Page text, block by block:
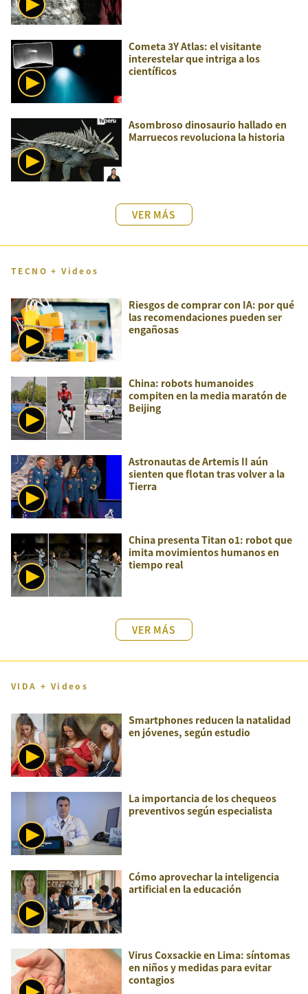
Cometa 3Y Atlas: el visitante
interestelar que intriga a los
científicos
Asombroso dinosaurio hallado en
Marruecos revoluciona la historia
VER MÁS
TECNO + Videos
Riesgos de comprar con IA: por qué
las recomendaciones pueden ser
engañosas
China: robots humanoides
compiten en la media maratón de
Beijing
Astronautas de Artemis II aún
sienten que flotan tras volver a la
Tierra
China presenta Titan o1: robot que
imita movimientos humanos en
tiempo real
VER MÁS
VIDA + Videos
Smartphones reducen la natalidad
en jóvenes, según estudio
La importancia de los chequeos
preventivos según especialista
Cómo aprovechar la inteligencia
artificial en la educación
Virus Coxsackie en Lima: síntomas
en niños y medidas para evitar
contagios